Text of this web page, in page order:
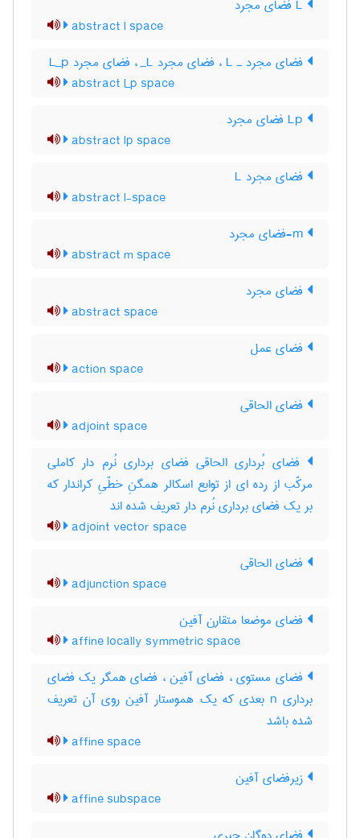
abstract l space
فضای مجرد ـ L‌ ، فضای مجرد L‌_ ، فضای مجرد L‌_‌p
abstract l_p space
abstract lp space
فضای مجرد L
abstract l-space
abstract m space
فضای مجرد
abstract space
فضای عمل
action space
فضای الحاقی
adjoint space
فضای بُرداری الحاقی فضای برداری نُرم دار کاملی
مرکّب از رده ای از توابع اسکالر همگنِ خطّیِ کراندار که
بر یک فضای برداری نُرم دار تعریف شده اند
adjoint vector space
فضای الحاقی
adjunction space
فضای موضعا متقارن آفین
affine locally symmetric space
فضای مستوی ، فضای آفین ، فضای همگر یک فضای
برداری n بعدی که یک هموستار آفین روی آن تعریف
شده باشد
affine space
زیرفضای آفین
affine subspace